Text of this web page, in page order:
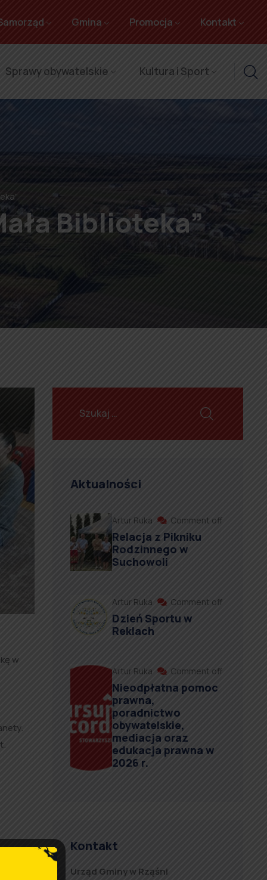
Gmina Promocja Kontakt
Sprawy obywatelskie Kultura i Sport
Biblioteka”
w
Aktualności
Artur Ruka Comment off
Relacja z Pikniku
Rodzinnego w
Suchowoli
Artur Ruka Comment off
Dzień Sportu w
Reklach
Artur Ruka Comment off
Nieodpłatna pomoc
prawna,
poradnictwo
obywatelskie,
mediacja oraz
edukacja prawna w
2026 r.
Kontakt
Urząd Gminy w Rząśni